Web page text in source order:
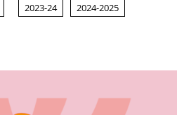
2023-24
2024-2025